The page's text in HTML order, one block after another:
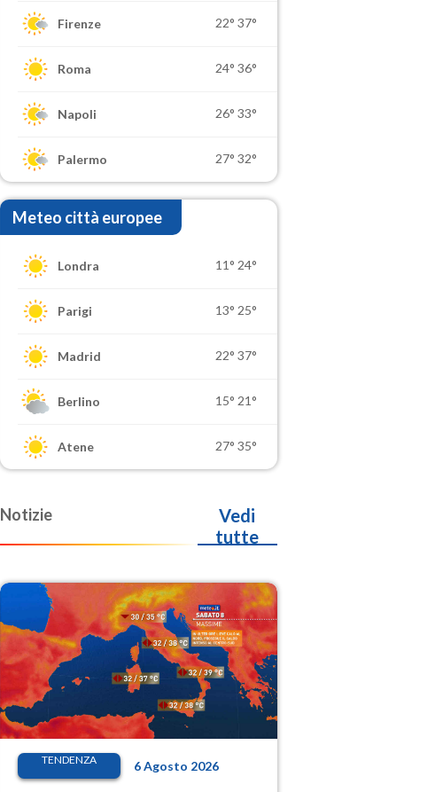
Firenze 22° 37°
Roma 24° 36°
Napoli 26° 33°
Palermo 27° 32°
Meteo città europee
Londra 11° 24°
Parigi 13° 25°
Madrid 22° 37°
Berlino 15° 21°
Atene 27° 35°
Notizie
Vedi
tutte
TENDENZA 6 Agosto 2026